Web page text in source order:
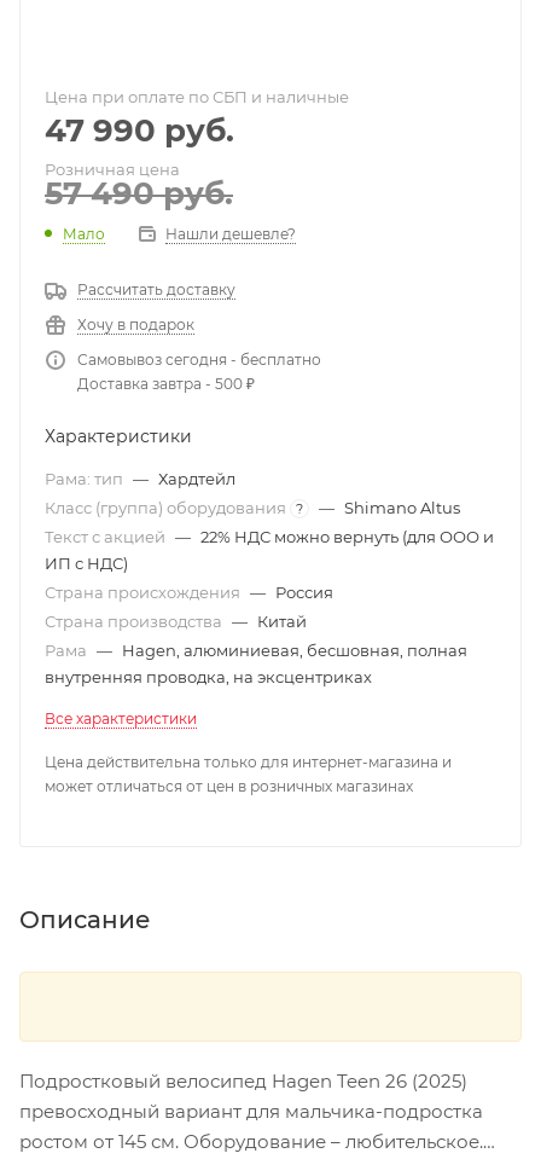
Цена при оплате по СБП и наличные
47 990 руб.
Розничная цена
57 490руб.
Мало Нашли дешевле?
Рассчитать доставку
Хочу в подарок
Самовывоз сегодня - бесплатно
Доставка завтра - 500 ₽
Характеристики
Рама: тип — Хардтейл
Класс (группа) оборудования
? — Shimano Altus
Текст с акцией — 22% НДС можно вернуть (для ООО и
ИП с НДС)
Страна происхождения — Россия
Страна производства — Китай
Рама — Hagen, алюминиевая, бесшовная, полная
внутренняя проводка, на эксцентриках
Все характеристики
Цена действительна только для интернет-магазина и
может отличаться от цен в розничных магазинах
Описание
Подростковый велосипед Hagen Teen 26 (2025)
превосходный вариант для мальчика-подростка
ростом от 145 см. Оборудование – любительское.